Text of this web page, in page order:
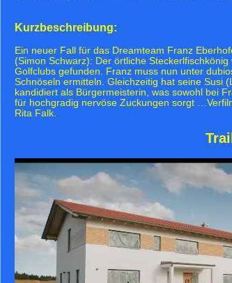
Kurzbeschreibung:
Ein neuer Fall für das Dreamteam Franz
(Simon Schwarz): Der örtliche
Golfclubs gefunden. Franz muss nun unter
Schnöseln ermitteln. Gleichzeitig hat seine Susi
kandidiert als Bürgermeisterin, was sowohl bei
für hochgradig nervöse Zuckungen sorgt
Rita Falk.